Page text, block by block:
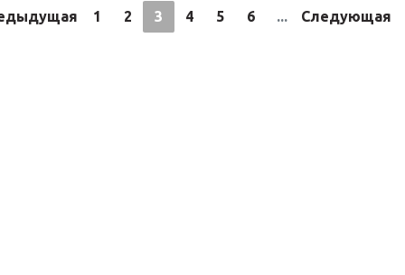
1 2 3 4 5 6 ... Следующая